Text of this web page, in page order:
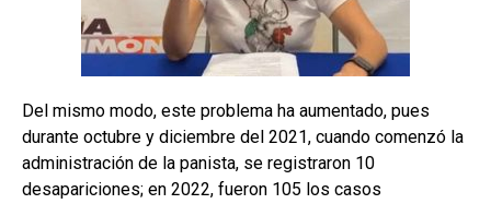
Del mismo modo, este problema ha aumentado, pues
durante octubre y diciembre del 2021, cuando comenzó la
administración de la panista, se registraron 10
desapariciones; en 2022, fueron 105 los casos